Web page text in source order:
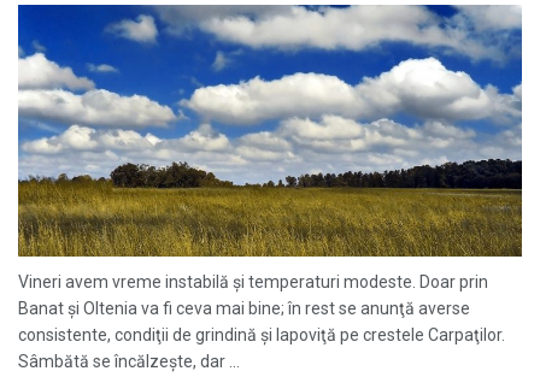
Vineri avem vreme instabilă şi temperaturi modeste. Doar prin
Banat şi Oltenia va fi ceva mai bine; în rest se anunţă averse
consistente, condiţii de grindină şi lapoviţă pe crestele Carpaţilor.
Sâmbătă se încălzeşte, dar ...